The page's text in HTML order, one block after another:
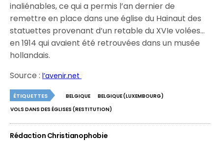
inaliénables, ce qui a permis l’an dernier de
remettre en place dans une église du Hainaut des
statuettes provenant d’un retable du XVIe volées…
en 1914 qui avaient été retrouvées dans un musée
hollandais.
Source :l’avenir.net
ÉTIQUETTES BELGIQUE
BELGIQUE (LUXEMBOURG)
VOLS DANS DES ÉGLISES (RESTITUTION)
Rédaction Christianophobie